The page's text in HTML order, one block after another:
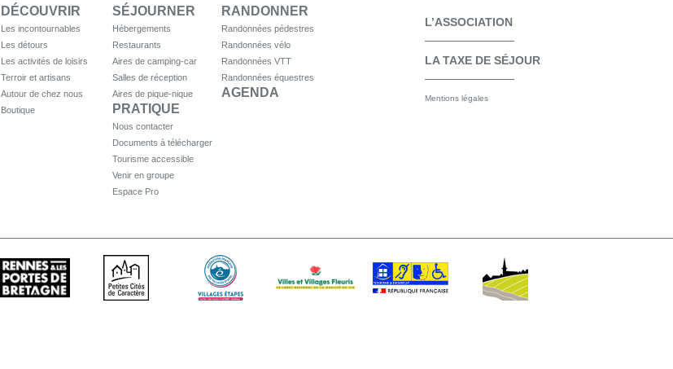
DÉCOUVRIR
Les incontournables
Les détours
Les activités de loisirs
Terroir et artisans
Autour de chez nous
Boutique
SÉJOURNER
Hébergements
Restaurants
Aires de camping-car
Salles de réception
Aires de pique-nique
RANDONNER
Randonnées pédestres
Randonnées vélo
Randonnées VTT
Randonnées équestres
AGENDA
PRATIQUE
Nous contacter
Documents à télécharger
Tourisme accessible
Venir en groupe
Espace Pro
L’ASSOCIATION
LA TAXE DE SÉJOUR
Mentions légales